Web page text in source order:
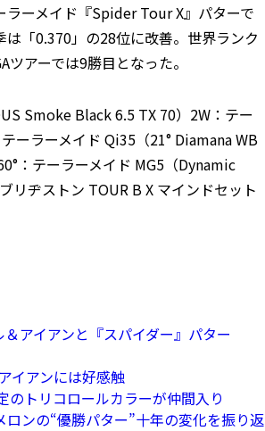
ーメイド『Spider Tour X』パターで
「0.370」の28位に改善。世界ランク
アーでは9勝目となった。
Smoke Black 6.5 TX 70）2W：テー
ーラーメイド Qi35（21° Diamana WB
：テーラーメイド MG5（Dynamic
リヂストン TOUR B X マインドセット
アイアンと『スパイダー』パター
イアンには好感触
のトリコロールカラーが仲間入り
ンの“優勝パター”十年の変化を振り返